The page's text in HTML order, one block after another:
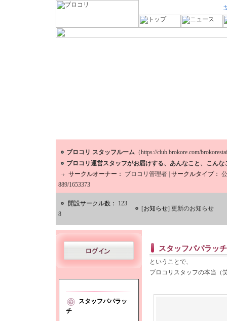
ブロコリ スタッフルーム （https://club.brokore.com/
ブロコリ運営スタッフがお届けする、あんなこと、こん
サークルオーナー：
ブロコリ管理者 サークルタイプ：
889/1653373
開設サークル数：
123
8
[お知らせ] 更新のお知らせ
スタッフパパラッ
チ
スタッフパパラッチ
ということで、
ブロコリスタッフの本当（